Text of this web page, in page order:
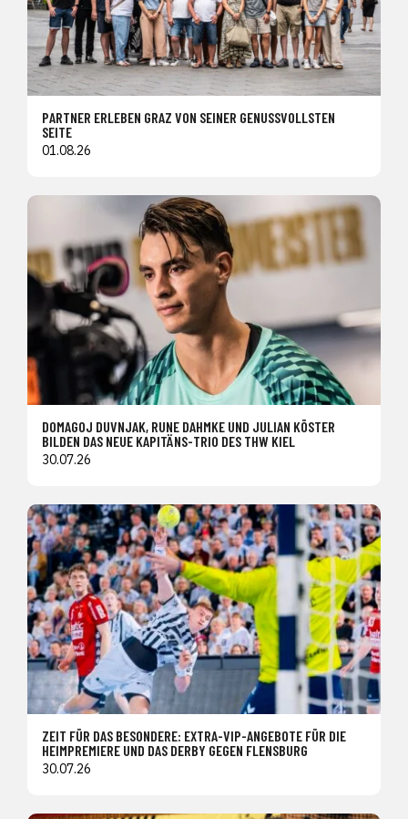
PARTNER ERLEBEN GRAZ VON SEINER GENUSSVOLLSTEN
SEITE
01.08.26
DOMAGOJ DUVNJAK, RUNE DAHMKE UND JULIAN KÖSTER
BILDEN DAS NEUE KAPITÄNS-TRIO DES THW KIEL
30.07.26
ZEIT FÜR DAS BESONDERE: EXTRA-VIP-ANGEBOTE FÜR DIE
HEIMPREMIERE UND DAS DERBY GEGEN FLENSBURG
30.07.26